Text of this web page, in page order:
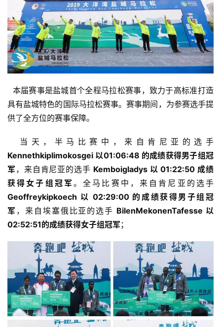
本届赛事是盐城首个全程马拉松赛事，致力于高标准打造
具有盐城特色的国际马拉松赛事。赛事期间，为参赛选手提
供了全方位的赛事保障。
当天，半马比赛中，来自肯尼亚的选手
Kennethkiplimokosgei 以01:06:48 的成绩获得男子组冠
军 ，来自肯尼亚的选手 Kemboigladys 以 01:22:50 成绩
获得女子组冠军
Geoffreykipkoech 以 02:29:00 的成绩获得男子组冠
军 ，来自埃塞俄比亚的选手 BilenMekonenTafesse 以
02:52:51的成绩获得女子组冠军 ；